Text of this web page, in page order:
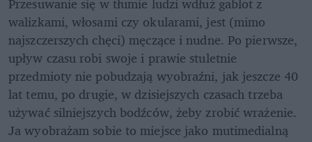
walizkami, włosami czy okularami, jest (mimo
najszczerszych chęci) męczące i nudne. Po pierwsze,
upływ czasu robi swoje i prawie stuletnie
przedmioty nie pobudzają wyobraźni, jak jeszcze 40
lat temu, po drugie, w dzisiejszych czasach trzeba
używać silniejszych bodźców, żeby zrobić wrażenie.
Ja wyobrażam sobie to miejsce jako mutimedialną